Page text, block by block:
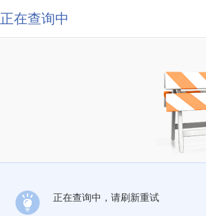
正在查询中
正在查询中，请刷新重试